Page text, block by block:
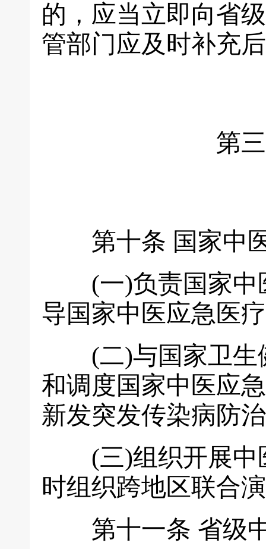
的，应当立即向省
管部门应及时补充
第
第十条 国家中
(一)负责国家中
导国家中医应急医
(二)与国家卫生
和调度国家中医应
新发突发传染病防
(三)组织开展中
时组织跨地区联合
第十一条 省级